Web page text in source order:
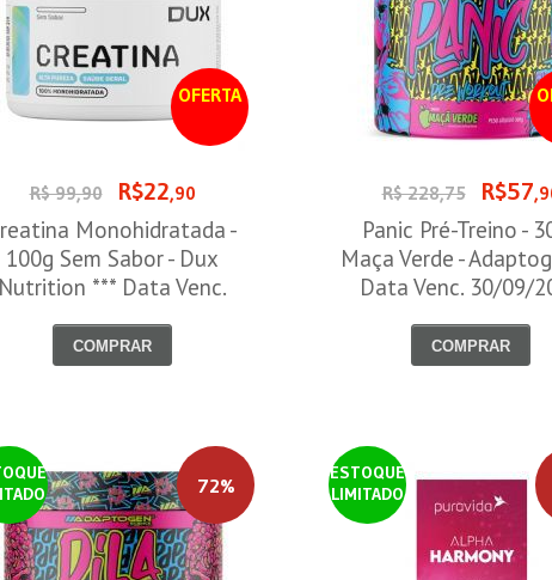
OFERTA
R$ 99,90 R$22,90
Monohidratada -
100g Sem Sabor - Dux
Nutrition *** Data Venc.
COMPRAR
R$ 228,75 R$57
Panic Pré-Treino -
Maça Verde -
Data Venc. 30/09/
COMPRAR
72%
ESTOQUE
LIMITADO